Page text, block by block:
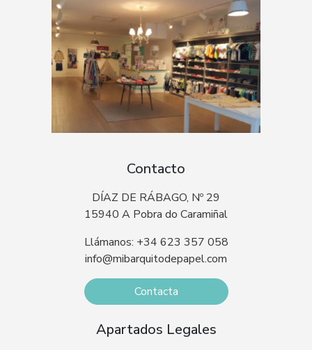
Contacto
DÍAZ DE RÁBAGO, Nº 29
15940 A Pobra do Caramiñal
Llámanos: +34 623 357 058
info@mibarquitodepapel.com
Contacta
Apartados Legales